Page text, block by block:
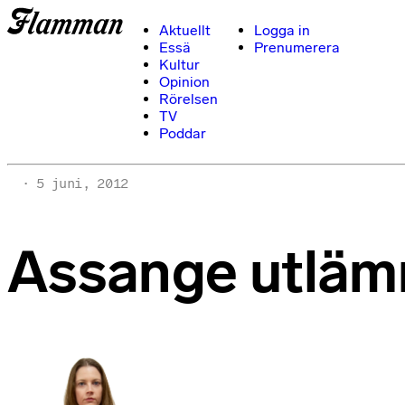
Aktuellt
Essä
Kultur
Opinion
Rörelsen
TV
Poddar
Logga in
Prenumerera
5 juni, 2012
Assange